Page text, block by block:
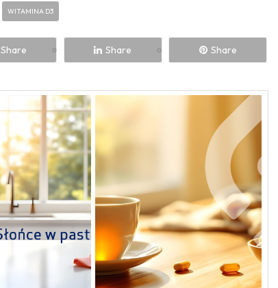
WITAMINA D3
Share Share Share